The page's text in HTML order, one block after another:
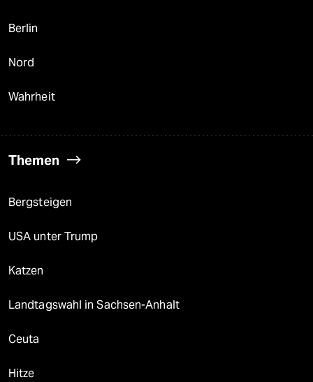
Berlin
Nord
Wahrheit
Themen
Bergsteigen
USA unter Trump
Katzen
Landtagswahl in Sachsen-Anhalt
Ceuta
Hitze